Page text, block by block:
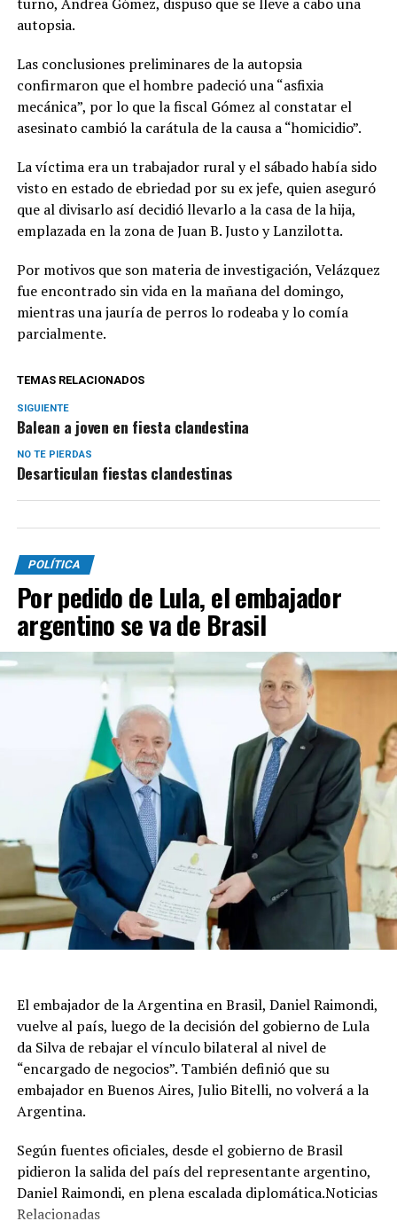
autopsia.
Las conclusiones preliminares de la autopsia
confirmaron que el hombre padeció una “asfixia
mecánica”, por lo que la fiscal Gómez al constatar el
asesinato cambió la carátula de la causa a “homicidio”.
La víctima era un trabajador rural y el sábado había sido
visto en estado de ebriedad por su ex jefe, quien aseguró
que al divisarlo así decidió llevarlo a la casa de la hija,
emplazada en la zona de Juan B. Justo y Lanzilotta.
Por motivos que son materia de investigación, Velázquez
fue encontrado sin vida en la mañana del domingo,
mientras una jauría de perros lo rodeaba y lo comía
parcialmente.
TEMAS RELACIONADOS
SIGUIENTE
Balean a joven en fiesta clandestina
NO TE PIERDAS
Desarticulan fiestas clandestinas
POLÍTICA
Por pedido de Lula, el embajador
argentino se va de Brasil
El embajador de la Argentina en Brasil, Daniel Raimondi,
vuelve al país, luego de la decisión del gobierno de Lula
da Silva de rebajar el vínculo bilateral al nivel de
“encargado de negocios”. También definió que su
embajador en Buenos Aires, Julio Bitelli, no volverá a la
Argentina.
Según fuentes oficiales, desde el gobierno de Brasil
pidieron la salida del país del representante argentino,
Daniel Raimondi, en plena escalada diplomática.Noticias
Relacionadas